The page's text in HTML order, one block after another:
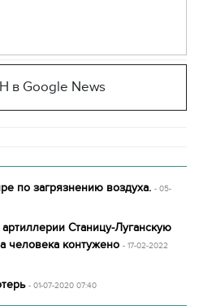
в Google News
по загрязнению воздуха. - 05-
Станицу-Луганскую
человека контужено - 17-02-2022
- 01-07-2020 07:40